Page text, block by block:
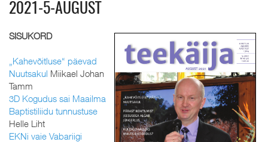
2021-5-AUGUST
SISUKORD
„Kahevõitluse“ päevad
Nuutsakul Miikael Johan
Tamm
3D Kogudus sai Maailma
Baptistiliidu tunnustuse
Helle Liht
EKNi vaie Vabariigi